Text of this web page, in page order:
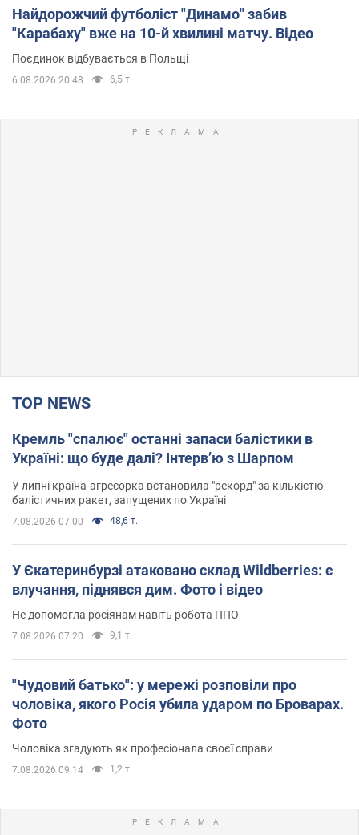
Найдорожчий футболіст "Динамо" забив
"Карабаху" вже на 10-й хвилині матчу. Відео
Поєдинок відбувається в Польщі
6.08.2026 20:48 6,5 т.
TOP NEWS
Кремль "спалює" останні запаси балістики в
Україні: що буде далі? Інтерв’ю з Шарпом
У липні країна-агресорка встановила "рекорд" за кількістю
балістичних ракет, запущених по Україні
7.08.2026 07:00 48,6 т.
У Єкатеринбурзі атаковано склад Wildberries: є
влучання, піднявся дим. Фото і відео
Не допомогла росіянам навіть робота ППО
7.08.2026 07:20 9,1 т.
"Чудовий батько": у мережі розповіли про
чоловіка, якого Росія убила ударом по Броварах.
Фото
Чоловіка згадують як професіонала своєї справи
7.08.2026 09:14 1,2 т.